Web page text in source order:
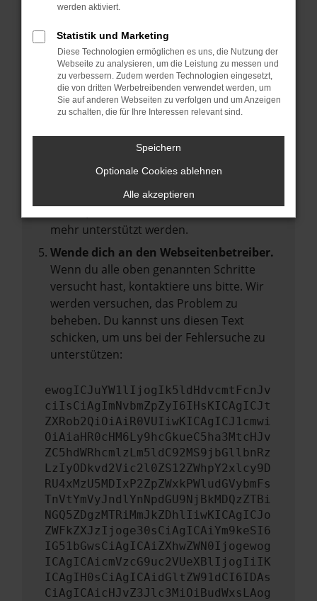
verhindern. Funktioniert die Seite in einem
anderen Browser oder in einem privaten
Fenster?
Starte dein Gerät neu.
Das kann manchmal helfen,
vorübergehende Probleme zu beheben.
Betriebssystem auf dem neuesten Stand
Veraltete Software birgt nicht nur ein
Sicherheitsrisiko, sondern kann auch dazu
mehr unterstützt werden.
Wende dich an den Webseitenbetreiber.
Wenn du alle oben genannten Schritte
versucht hast, kontaktiere uns bitte. Wir
werden versuchen, das Problem zu
beheben. Du kannst uns diesen Text
schicken, um uns bei der Fehlersuche zu
unterstützen:
ewogICJuYW1lIjogIk5ldHdvcmtFcnJv
ciIsCiAgImNvbmZpZyI6IHsKICAgICJt
ZXRob2QiOiAiR0VUIiwKICAgICJ1cmwi
OiAiaHR0cHM6Ly9hcGkueC5ha3MtcHJv
ZC5hdWRhcmlzLm5ldC92MS9jbGllbnRz
LzIyODkvd2Vic2l0ZS12ZWhpY2xlcy9D
RU4xMzU5MDIxP2ZpZWxkPWludGVybmFs
TnVtYmVyJndlYnNpdGU9NjBkMDQzZTBi
NGQ5ZDgzMTRiMmJkZDhlIiwKICAgICJo
ZWFkZXJzIjoge30sCiAgICAiYm9keSI6
IG51bGwsCiAgICAiZXhwZWN0Ijogewog
ICAgICAicmVzcG9uc2VUeXBlIjogIiIK
ICAgIH0sCiAgICAidGltZW91dCI6IDAs
CiAgICAicHJvZ3Jlc3MiOiBudWxsLAog
werden aktiviert.
Statistik und Marketing
Diese Technologien ermöglichen es uns, die Nutzung der
Webseite zu analysieren, um die Leistung zu messen und
zu verbessern. Zudem werden Technologien eingesetzt,
die von dritten Werbetreibenden verwendet werden, um
Sie auf anderen Webseiten zu verfolgen und um Anzeigen
zu schalten, die für Ihre Interessen relevant sind.
Speichern
Optionale Cookies ablehnen
Alle akzeptieren